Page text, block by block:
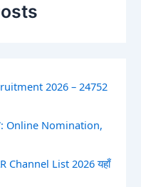
2026 – 24752
Online Nomination,
Channel List 2026 यहाँ